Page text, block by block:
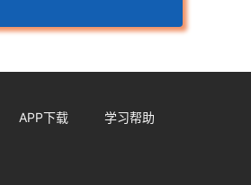
APP下载 学习帮助